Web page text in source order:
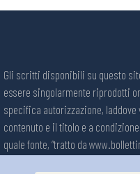
Gli scritti disponibili su questo
essere singolarmente riprodotti
specifica autorizzazione,
contenuto e il titolo e a
quale fonte, “tratto da